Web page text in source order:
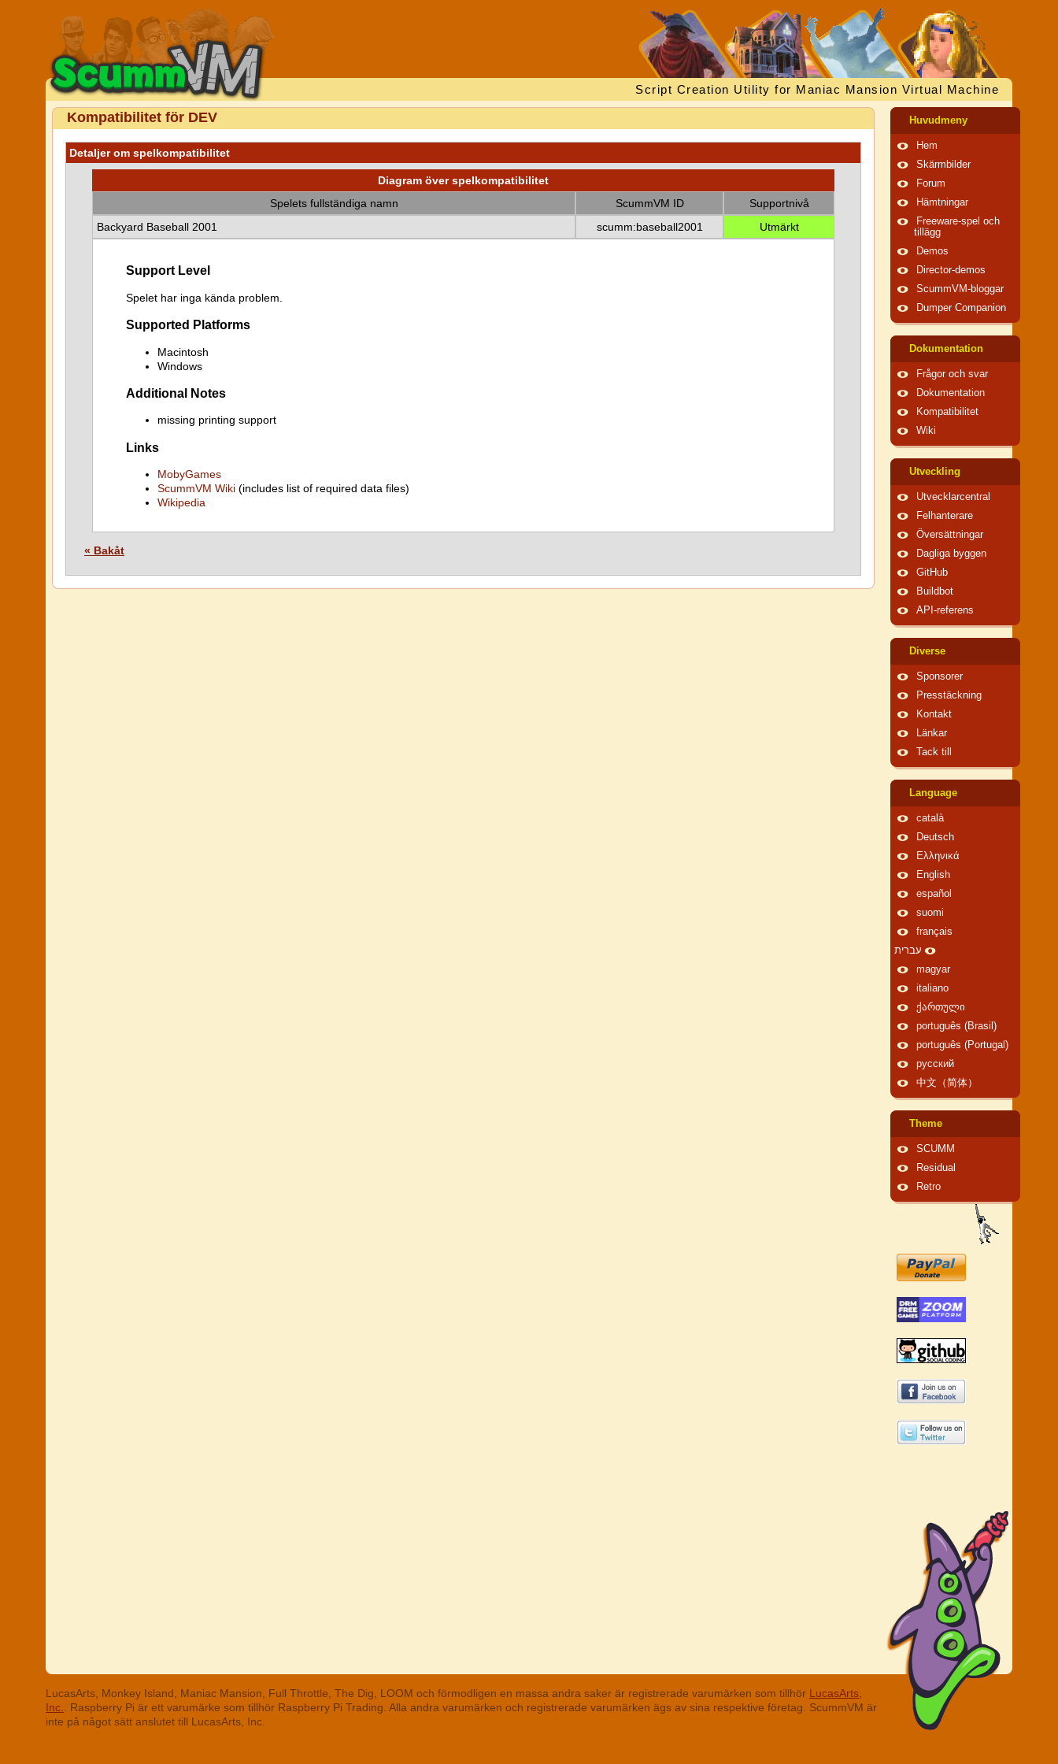
Script Creation Utility for Maniac Mansion Virtual Machine
Kompatibilitet för DEV
Detaljer om spelkompatibilitet
Diagram över spelkompatibilitet
Spelets fullständiga namn
ScummVM ID
Supportnivå
Backyard Baseball 2001
scumm:baseball2001 Utmärkt
Support Level
Spelet har inga kända problem.
Supported Platforms
Macintosh
Windows
Additional Notes
missing printing support
Links
MobyGames
ScummVM Wiki (includes list of required data files)
Wikipedia
« Bakåt
Huvudmeny
Hem
Skärmbilder
Forum
Hämtningar
Freeware-spel och
tillägg
Demos
Director-demos
ScummVM-bloggar
Dumper Companion
Dokumentation
Frågor och svar
Dokumentation
Kompatibilitet
Wiki
Utveckling
Utvecklarcentral
Felhanterare
Översättningar
Dagliga byggen
GitHub
Buildbot
API-referens
Diverse
Sponsorer
Presstäckning
Kontakt
Länkar
Tack till
Language
català
Deutsch
Ελληνικά
English
español
suomi
français
עברית
magyar
italiano
ქართული
português (Brasil)
português (Portugal)
русский
中文（简体）
Theme
SCUMM
Residual
Retro
LucasArts, Monkey Island, Maniac Mansion, Full Throttle, The Dig, LOOM och förmodligen en massa andra saker är registrerade varumärken som tillhör LucasArts,
Inc.
. Raspberry Pi är ett varumärke som tillhör Raspberry Pi Trading. Alla andra varumärken och registrerade varumärken ägs av sina respektive företag. ScummVM är
inte på något sätt anslutet till LucasArts, Inc.